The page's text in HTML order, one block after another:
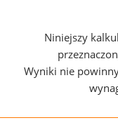
Niniejszy
Wyniki nie